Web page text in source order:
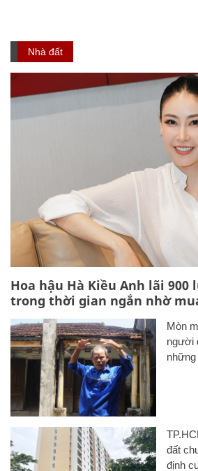
Nhà đất
Hoa hậu Hà Kiều Anh lãi 900
trong thời gian ngắn nhờ
Mòn
người
đất
định